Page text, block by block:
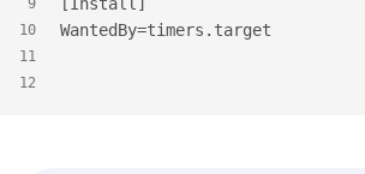
9
10
11
12
WantedBy=timers.target